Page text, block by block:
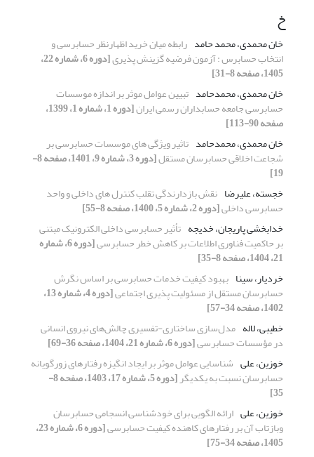
خ
خان محمدی، محمد حامد رابطه میان خرید اظهارنظر حسابرسی و
انتخاب حسابرس : آزمون فرضیه گزینش پذیری [دوره 6، شماره 22،
1405، صفحه 8-31]
خان محمدی، محمدحامد تبیین عوامل موثر بر اندازه موسسات
حسابرسی جامعه حسابداران رسمی ایران [دوره 1، شماره 1، 1399،
صفحه 90-113]
خان محمدی، محمدحامد تاثیر ویژگی های موسسات حسابرسی بر
شجاعت اخلاقی حسابرسان مستقل [دوره 3، شماره 9، 1401، صفحه 8-
19]
خجسته، علیرضا نقش بازدارندگی تقلب کنترل های داخلی و واحد
حسابرسی داخلی[دوره 2، شماره 5، 1400، صفحه 8-55]
خدابخشی پاریجان، خدیجه تأثیر حسابرسی داخلی الکترونیک مبتنی
بر حاکمیت فناوری اطلاعات بر کاهش خطر حسابرسی [دوره 6، شماره
21، 1404، صفحه 8-35]
خردیار، سینا بهبود کیفیت خدمات حسابرسی بر اساس نگرش
حسابرسان مستقل از مسئولیت پذیری اجتماعی [دوره 4، شماره 13،
1402، صفحه 34-57]
خطیبی، لاله مدل‌سازی ساختاری-‌تفسیری چالش‌های نیروی انسانی
در مؤسسات حسابرسی[دوره 6، شماره 21، 1404، صفحه 36-69]
خوزین، علی شناسایی عوامل موثر بر ایجاد انگیزه رفتار‌های زورگویانه
حسابرسان نسبت به یکدیگر [دوره 5، شماره 17، 1403، صفحه 8-
35]
خوزین، علی ارائه الگویی برای خودشناسی انسجامی حسابرسان
وبازتاب آن بر رفتارهای کاهنده کیفیت حسابرسی [دوره 6، شماره 23،
1405، صفحه 34-75]